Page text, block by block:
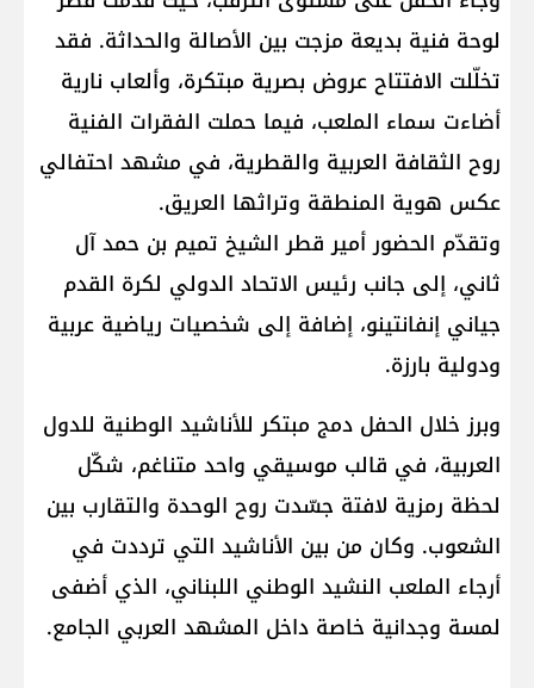
لوحة فنية بديعة مزجت بين الأصالة والحداثة. فقد
تخلّلت الافتتاح عروض بصرية مبتكرة، وألعاب نارية
أضاءت سماء الملعب، فيما حملت الفقرات الفنية
روح الثقافة العربية والقطرية، في مشهد احتفالي
عكس هوية المنطقة وتراثها العريق.
وتقدّم الحضور أمير قطر الشيخ تميم بن حمد آل
ثاني، إلى جانب رئيس الاتحاد الدولي لكرة القدم
جياني إنفانتينو، إضافة إلى شخصيات رياضية عربية
ودولية بارزة.
وبرز خلال الحفل دمج مبتكر للأناشيد الوطنية للدول
العربية، في قالب موسيقي واحد متناغم، شكّل
لحظة رمزية لافتة جسّدت روح الوحدة والتقارب بين
الشعوب. وكان من بين الأناشيد التي ترددت في
أرجاء الملعب النشيد الوطني اللبناني، الذي أضفى
لمسة وجدانية خاصة داخل المشهد العربي الجامع.